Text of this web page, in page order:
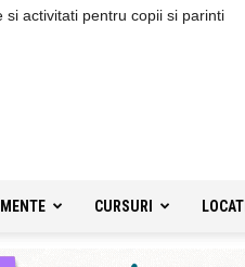
activitati pentru copii si parinti
CURSURI LOCATII